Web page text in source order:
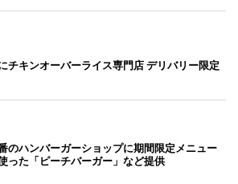
チキンオーバーライス専門店 デリバリー限定
のハンバーガーショップに期間限定メニュー
った「ピーチバーガー」など提供